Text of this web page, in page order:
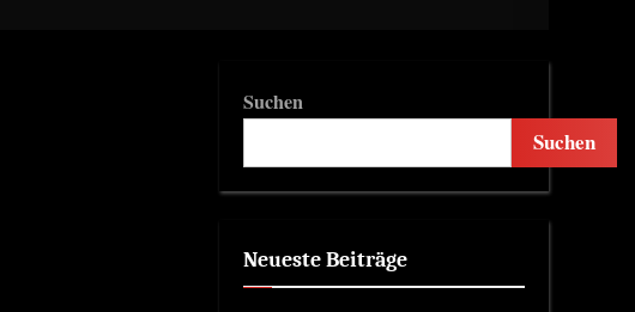
Suchen
Suchen
Neueste Beiträge